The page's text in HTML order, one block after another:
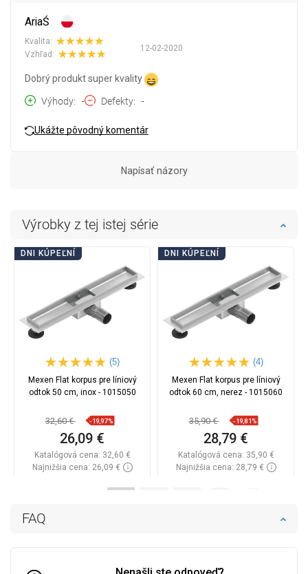
FAQ
AriaŚ
12-02-2020
Kvalita:
Vzhľad:
Dobrý produkt super kvality
Výhody - Defekty -
Ukážte pôvodný komentár
Napísať názory
Výrobky z tej istej série
DNI KÚPEĽNÍ
(5)
Mexen Flat korpus pre líniový
odtok 50 cm, inox - 1015050
32,60 € -19,97%
26,09 €
Katalógová cena: 32,60 €
Najnižšia cena: 26,09 €
DNI KÚPEĽNÍ
(4)
Mexen Flat korpus pre líniový
odtok 60 cm, nerez - 1015060
35,90 € -19,81%
28,79 €
Katalógová cena: 35,90 €
Najnižšia cena: 28,79 €